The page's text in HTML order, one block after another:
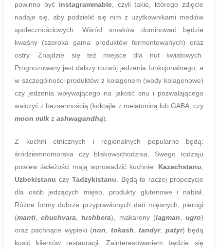
powinno być instagrammable, czyli takie, którego zdjęcie
nadaje się, aby podzielić się nim z użytkownikami mediów
społecznościowych. Wśród smaków dominować będzie
kwaśny (szeroka gama produktów fermentowanych) oraz
ostry. Znajdzie się też miejsce dla nut kwiatowych.
Prognozowany jest dalszy rozwój jedzenia funkcjonalnego, a
w szczególności produktów z kolagenem (wody kolagenowe)
czy jedzenia wpływającego na jakość snu i pozwalającego
walczyć z bezsennością (koktajle z melatoniną lub GABA, czy
moon milk z ashwagandhą).
Z kuchni etnicznych i regionalnych popularne będą:
śródziemnomorska czy bliskowschodznia. Swego rodzaju
powiew świeżości mają wprowadzić kuchnie: Kazachstanu,
Uzbekistanu czy Tadżykistanu. Będą to raczej propozycje
dla osób jedzących mięso, produkty glutenowe i nabiał.
Różne formy dobrze przyprawionych dań mięsnych, pierogi
(manti,chuchvara,tushbera), makarony (lagman,ugro)
oraz pachnące wypieki (non, tokash,tandyr, patyr) będą
kusić klientów restauracji. Zainteresowaniem będzie się